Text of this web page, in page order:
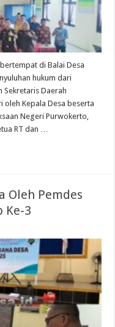
di Balai Desa
hukum dari
Sekretaris Daerah
oleh Kepala Desa beserta
Negeri Purwokerto,
RT dan …
Oleh Pemdes
Ke-3